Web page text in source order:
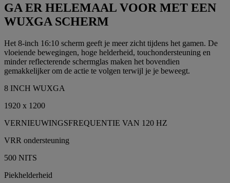
GA ER HELEMAAL VOOR MET EEN
WUXGA SCHERM
Het 8-inch 16:10 scherm geeft je meer zicht tijdens het gamen. De
vloeiende bewegingen, hoge helderheid, touchondersteuning en
minder reflecterende schermglas maken het bovendien
gemakkelijker om de actie te volgen terwijl je je beweegt.
8 INCH WUXGA
1920 x 1200
VERNIEUWINGSFREQUENTIE VAN 120 HZ
VRR ondersteuning
500 NITS
Piekhelderheid